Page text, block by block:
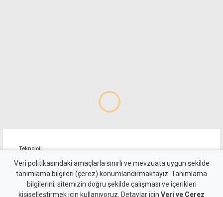
Teknoloji
OpenAI'dan Astra kararı:
Güvenlik endişesi nedeniyle
Veri politikasındaki amaçlarla sınırlı ve mevzuata uygun şekilde
tanımlama bilgileri (çerez) konumlandırmaktayız. Tanımlama
bilgilerini; sitemizin doğru şekilde çalışması ve içerikleri
kişiselleştirmek için kullanıyoruz. Detaylar için Veri ve Çerez